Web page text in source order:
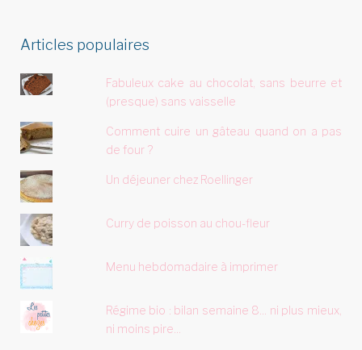
Articles populaires
Fabuleux cake au chocolat, sans beurre et
(presque) sans vaisselle
Comment cuire un gâteau quand on a pas
de four ?
Un déjeuner chez Roellinger
Curry de poisson au chou-fleur
Menu hebdomadaire à imprimer
Régime bio : bilan semaine 8... ni plus mieux,
ni moins pire...